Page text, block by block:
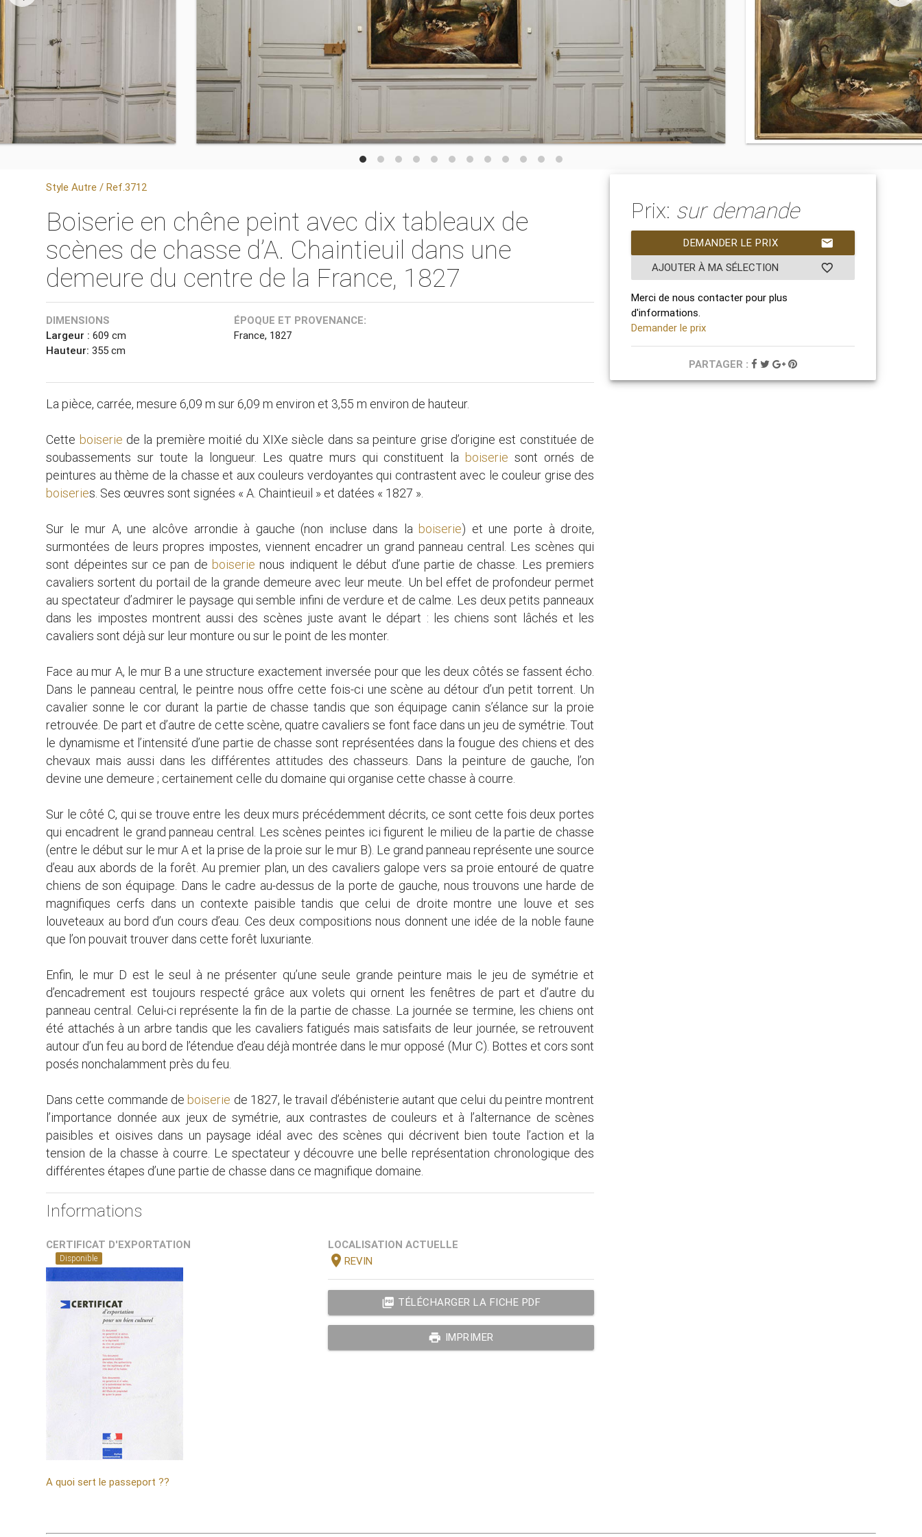
Style Autre / Ref.3712
Boiserie en chêne peint avec dix tableaux de
scènes de chasse d’A. Chaintieuil dans une
demeure du centre de la France, 1827
DIMENSIONS
Largeur : 609 cm
Hauteur: 355 cm
ÉPOQUE ET PROVENANCE:
France, 1827
La pièce, carrée, mesure 6,09 m sur 6,09 m environ et 3,55 m environ de hauteur.
Cette boiserie de la première moitié du XIXe siècle dans sa peinture grise d’origine est constituée de
soubassements sur toute la longueur. Les quatre murs qui constituent la boiserie sont ornés de
peintures au thème de la chasse et aux couleurs verdoyantes qui contrastent avec le couleur grise des
boiseries. Ses œuvres sont signées « A. Chaintieuil » et datées « 1827 ».
Sur le mur A, une alcôve arrondie à gauche (non incluse dans la boiserie) et une porte à droite,
surmontées de leurs propres impostes, viennent encadrer un grand panneau central. Les scènes qui
sont dépeintes sur ce pan de boiserie nous indiquent le début d’une partie de chasse. Les premiers
cavaliers sortent du portail de la grande demeure avec leur meute. Un bel effet de profondeur permet
au spectateur d’admirer le paysage qui semble infini de verdure et de calme. Les deux petits panneaux
dans les impostes montrent aussi des scènes juste avant le départ : les chiens sont lâchés et les
cavaliers sont déjà sur leur monture ou sur le point de les monter.
Face au mur A, le mur B a une structure exactement inversée pour que les deux côtés se fassent écho.
Dans le panneau central, le peintre nous offre cette fois-ci une scène au détour d’un petit torrent. Un
cavalier sonne le cor durant la partie de chasse tandis que son équipage canin s’élance sur la proie
retrouvée. De part et d’autre de cette scène, quatre cavaliers se font face dans un jeu de symétrie. Tout
le dynamisme et l’intensité d’une partie de chasse sont représentées dans la fougue des chiens et des
chevaux mais aussi dans les différentes attitudes des chasseurs. Dans la peinture de gauche, l’on
devine une demeure ; certainement celle du domaine qui organise cette chasse à courre.
Sur le côté C, qui se trouve entre les deux murs précédemment décrits, ce sont cette fois deux portes
qui encadrent le grand panneau central. Les scènes peintes ici figurent le milieu de la partie de chasse
(entre le début sur le mur A et la prise de la proie sur le mur B). Le grand panneau représente une source
d’eau aux abords de la forêt. Au premier plan, un des cavaliers galope vers sa proie entouré de quatre
chiens de son équipage. Dans le cadre au-dessus de la porte de gauche, nous trouvons une harde de
magnifiques cerfs dans un contexte paisible tandis que celui de droite montre une louve et ses
louveteaux au bord d’un cours d’eau. Ces deux compositions nous donnent une idée de la noble faune
que l’on pouvait trouver dans cette forêt luxuriante.
Enfin, le mur D est le seul à ne présenter qu’une seule grande peinture mais le jeu de symétrie et
d’encadrement est toujours respecté grâce aux volets qui ornent les fenêtres de part et d’autre du
panneau central. Celui-ci représente la fin de la partie de chasse. La journée se termine, les chiens ont
été attachés à un arbre tandis que les cavaliers fatigués mais satisfaits de leur journée, se retrouvent
autour d’un feu au bord de l’étendue d’eau déjà montrée dans le mur opposé (Mur C). Bottes et cors sont
posés nonchalamment près du feu.
Dans cette commande de boiserie de 1827, le travail d’ébénisterie autant que celui du peintre montrent
l’importance donnée aux jeux de symétrie, aux contrastes de couleurs et à l’alternance de scènes
paisibles et oisives dans un paysage idéal avec des scènes qui décrivent bien toute l’action et la
tension de la chasse à courre. Le spectateur y découvre une belle représentation chronologique des
différentes étapes d’une partie de chasse dans ce magnifique domaine.
Informations
CERTIFICAT D'EXPORTATION
Disponible
A quoi sert le passeport ??
LOCALISATION ACTUELLE
location_on REVIN
picture_as_pdf TÉLÉCHARGER LA FICHE PDF
print IMPRIMER
Prix: sur demande
mail
DEMANDER LE PRIX
favorite_border
AJOUTER À MA SÉLECTION
Merci de nous contacter pour plus
d'informations.
Demander le prix
PARTAGER :